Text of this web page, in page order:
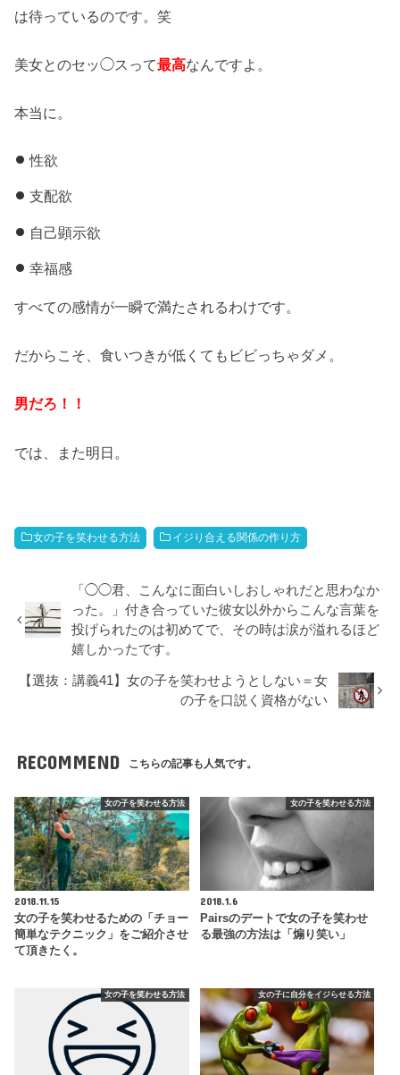
は待っているのです。笑
美女とのセッ◯スって最高なんですよ。
本当に。
性欲
支配欲
自己顕示欲
幸福感
すべての感情が一瞬で満たされるわけです。
だからこそ、食いつきが低くてもビビっちゃダメ。
男だろ！！
では、また明日。
女の子を笑わせる方法 イジり合える関係の作り方
「◯◯君、こんなに面白いしおしゃれだと思わなか
った。」付き合っていた彼女以外からこんな言葉を
投げられたのは初めてで、その時は涙が溢れるほど
嬉しかったです。
【選抜：講義41】女の子を笑わせようとしない＝女
の子を口説く資格がない
RECOMMEND こちらの記事も人気です。
女の子を笑わせる方法
2018.11.15
女の子を笑わせるための「チョー
簡単なテクニック」をご紹介させ
て頂きたく。
女の子を笑わせる方法
2018.1.6
Pairsのデートで女の子を笑わせ
る最強の方法は「煽り笑い」
女の子を笑わせる方法 女の子に自分をイジらせる方法